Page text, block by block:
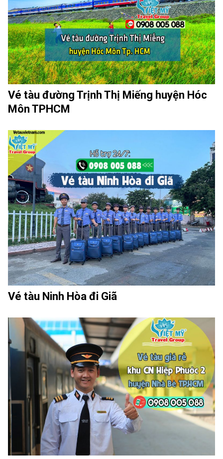
Vé tàu đường Trịnh Thị Miếng huyện Hóc
Môn TPHCM
Vé tàu Ninh Hòa đi Giã